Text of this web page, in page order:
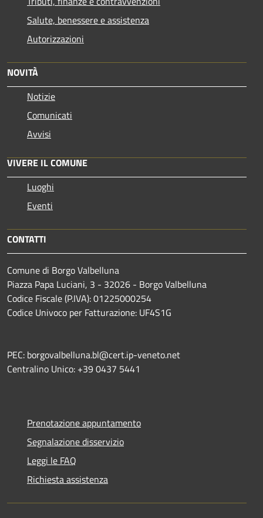
Salute, benessere e assistenza
Autorizzazioni
NOVITÀ
Notizie
Comunicati
Avvisi
VIVERE IL COMUNE
Luoghi
Eventi
CONTATTI
Comune di Borgo Valbelluna
Piazza Papa Luciani, 3 - 32026 - Borgo Valbelluna
Codice Fiscale (P.IVA): 01225000254
Codice Univoco per Fatturazione: UF4S1G
PEC: borgovalbelluna.bl@cert.ip-veneto.net
Centralino Unico: +39 0437 5441
Prenotazione appuntamento
Segnalazione disservizio
Leggi le FAQ
Richiesta assistenza